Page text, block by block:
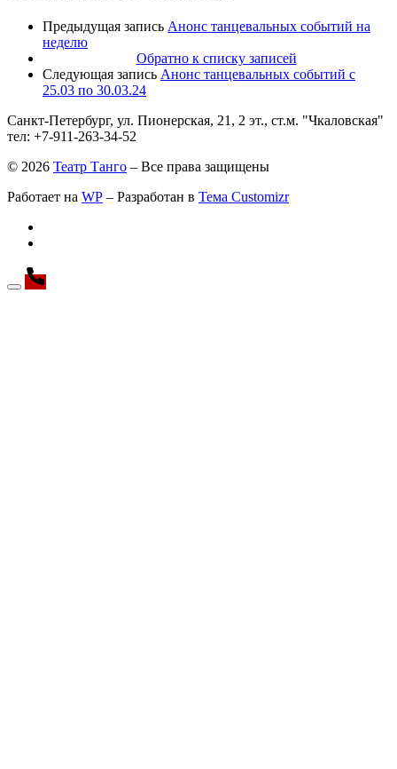
Предыдущая запись Анонс танцевальных событий на
неделю
Обратно к списку записей
Следующая запись Анонс танцевальных событий с
25.03 по 30.03.24
Санкт-Петербург, ул. Пионерская, 21, 2 эт., ст.м. "Чкаловская"
тел: +7-911-263-34-52
© 2026 Театр Танго – Все права защищены
Работает на WP – Разработан в Тема Customizr